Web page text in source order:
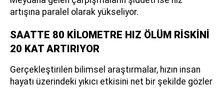
artışına paralel olarak yükseliyor.
SAATTE 80 KİLOMETRE HIZ ÖLÜM RİSKİNİ
20 KAT ARTIRIYOR
Gerçekleştirilen bilimsel araştırmalar, hızın insan
hayatı üzerindeki yıkıcı etkisini net bir şekilde gözler